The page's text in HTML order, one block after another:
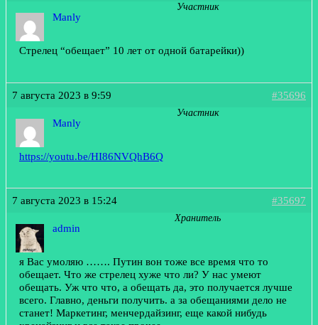
Manly
Участник
Стрелец “обещает” 10 лет от одной батарейки))
7 августа 2023 в 9:59 #35696
Manly
Участник
https://youtu.be/HI86NVQhB6Q
7 августа 2023 в 15:24 #35697
admin
Хранитель
я Вас умоляю ……. Путин вон тоже все время что то
обещает. Что же стрелец хуже что ли? У нас умеют
обещать. Уж что что, а обещать да, это получается лучше
всего. Главно, деньги получить. а за обещаниями дело не
станет! Маркетинг, менчердайзинг, еще какой нибудь